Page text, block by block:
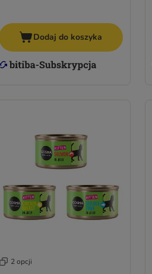
Dodaj do koszyka
2 opcji